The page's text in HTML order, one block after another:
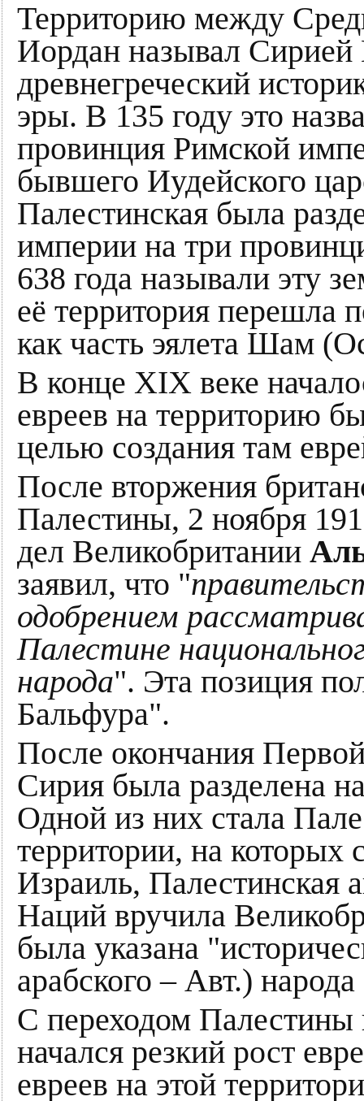
Территорию между
Иордан называл Сирией
древнегреческий
эры. В 135 году это
провинция Римской
бывшего Иудейского
Палестинская была
империи на три
638 года называли эту
её территория перешла
как часть эялета Шам
В конце XIX веке
евреев на территорию
целью создания там
После вторжения
Палестины, 2 ноября
дел Великобритании
заявил, что "
одобрением
Палестине
народа". Эта позиция
Бальфура".
После окончания
Сирия была разделена
Одной из них стала
территории, на которых
Израиль, Палестинская
Наций вручила
была указана
арабского – Авт.)
С переходом Палестины
начался резкий рост
евреев на этой